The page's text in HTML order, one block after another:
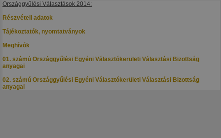
Országgyűlési Választások 2014:
Részvételi adatok
Tájékoztatók, nyomtatványok
Meghívók
01. számú Országgyűlési Egyéni Választókerületi Választási Bizottság
anyagai
02. számú Országgyűlési Egyéni Választókerületi Választási Bizottság
anyagai